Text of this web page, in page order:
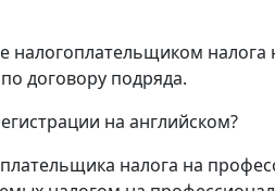
налогоплательщиком
договору подряда.
на английском?
налога на